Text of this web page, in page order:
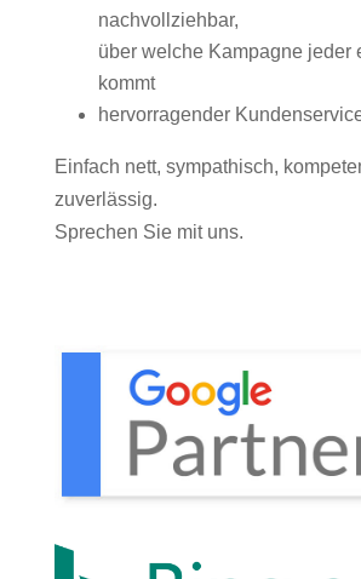
nachvollziehbar,
über welche Kampagne jeder
kommt
hervorragender
Einfach nett, sympathisch,
zuverlässig.
Sprechen Sie mit uns.